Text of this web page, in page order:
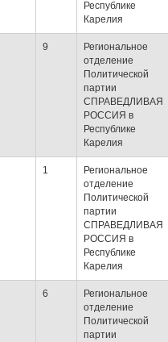
Республике
Карелия
9
Региональное
отделение
Политической
партии
СПРАВЕДЛИВАЯ
РОССИЯ в
Республике
Карелия
1
Региональное
отделение
Политической
партии
СПРАВЕДЛИВАЯ
РОССИЯ в
Республике
Карелия
6
Региональное
отделение
Политической
партии